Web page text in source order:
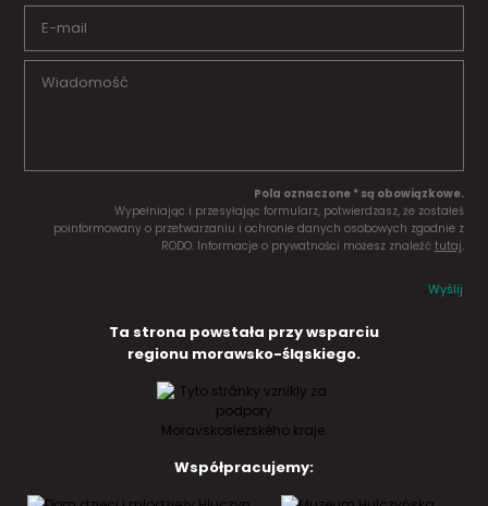
Pola oznaczone * są obowiązkowe.
Wypełniając i przesyłając formularz, potwierdzasz, że zostałeś
poinformowany o przetwarzaniu i ochronie danych osobowych zgodnie z
RODO. Informacje o prywatności możesz znaleźć tutaj.
Wyślij
Ta strona powstała przy wsparciu
regionu morawsko-śląskiego.
Współpracujemy: